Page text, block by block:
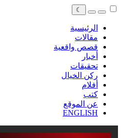
☾
الرئيسية
مقالات
قصص واقعية
أخبار
تحقيقات
ركن الخيال
أفلام
كتب
عن الموقع
ENGLISH